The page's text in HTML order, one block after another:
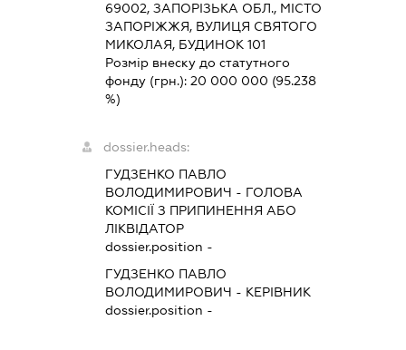
69002, ЗАПОРІЗЬКА ОБЛ., МІСТО
ЗАПОРІЖЖЯ, ВУЛИЦЯ СВЯТОГО
МИКОЛАЯ, БУДИНОК 101
Розмір внеску до статутного
фонду (грн.): 20 000 000 (95.238
%)
dossier.heads:
ГУДЗЕНКО ПАВЛО
ВОЛОДИМИРОВИЧ - ГОЛОВА
КОМІСІЇ З ПРИПИНЕННЯ АБО
ЛІКВІДАТОР
dossier.position -
ГУДЗЕНКО ПАВЛО
ВОЛОДИМИРОВИЧ - КЕРІВНИК
dossier.position -